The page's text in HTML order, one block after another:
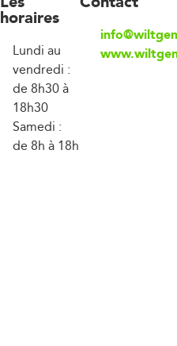
horaires
Lundi au
vendredi :
de 8h30 à
18h30
Samedi :
de 8h à 18h